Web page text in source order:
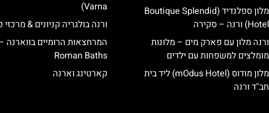
מלון ספלנדיד (Boutique Splendid
Hotel) ורנה – סקירה
ורנה מלון עם פארק מים – מלונות
מומלצים למשפחות עם ילדים
מלון מודוס (mOdus Hotel) ליד בית
חב"ד ורנה
Varna)
ורנה בולגריה קניונים & מרכזי
המרחצאות הרומיים בווארנה
Roman Baths
קארטינג וארנה